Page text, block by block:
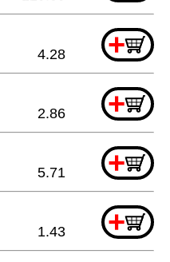
+
4.28
+
2.86
+
5.71
+
1.43